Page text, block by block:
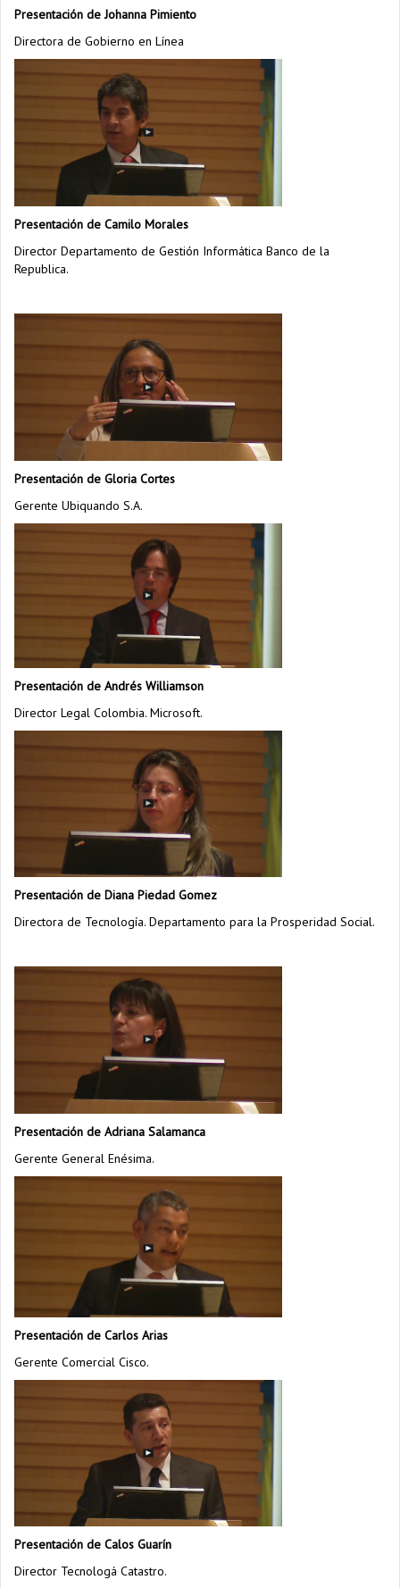
Presentación de Johanna Pimiento
Directora de Gobierno en Línea
Presentación de Camilo Morales
Director Departamento de Gestión Informática Banco de la
Republica.
Presentación de Gloria Cortes
Gerente Ubiquando S.A.
Presentación de Andrés Williamson
Director Legal Colombia. Microsoft.
Presentación de Diana Piedad Gomez
Directora de Tecnología. Departamento para la Prosperidad Social.
Presentación de Adriana Salamanca
Gerente General Enésima.
Presentación de Carlos Arias
Gerente Comercial Cisco.
Presentación de Calos Guarín
Director Tecnologá Catastro.